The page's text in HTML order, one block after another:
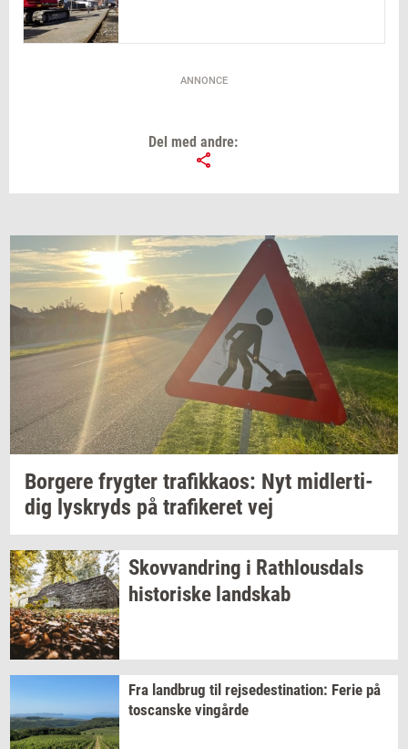
ANNONCE
Del med andre:
Bor­ge­re fryg­ter tra­fik­ka­os: Nyt mid­ler­ti­
dig lys­kryds på tra­fi­ke­ret vej
Sko­vvan­dring i Rat­hlous­dals
hi­sto­ri­ske land­skab
Fra land­brug til rej­se­desti­na­tion: Ferie på
toscan­ske vin­går­de